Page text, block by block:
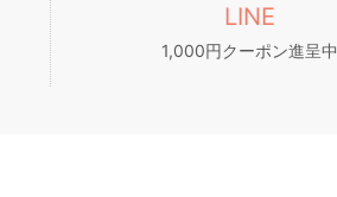
LINE
1,000円クーポン進呈中